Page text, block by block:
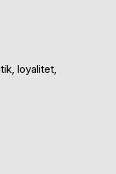
loyalitet,